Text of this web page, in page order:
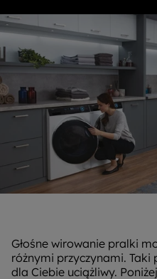
Głośne wirowanie pralki
różnymi przyczynami.
dla Ciebie uciążliwy.